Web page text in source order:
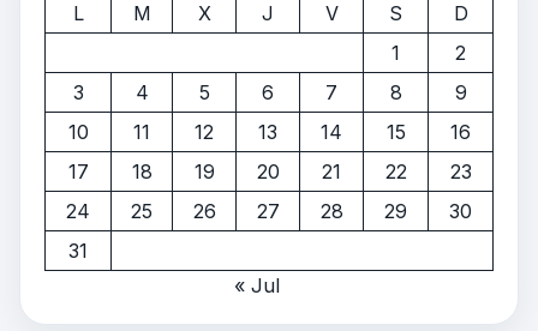
L
M X J V S
D
1
2
3
4 5 6 7 8
9
10
11 12 13 14 15
16
17
18 19 20 21 22
23
24
25 26 27 28 29
30
31
« Jul